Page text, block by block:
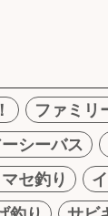
ファミリ
シーバス
セ釣り